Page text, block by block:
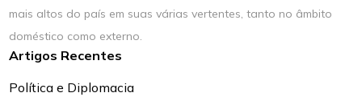
mais altos do país em suas várias vertentes, tanto no âmbito
doméstico como externo.
Artigos Recentes
Política e Diplomacia